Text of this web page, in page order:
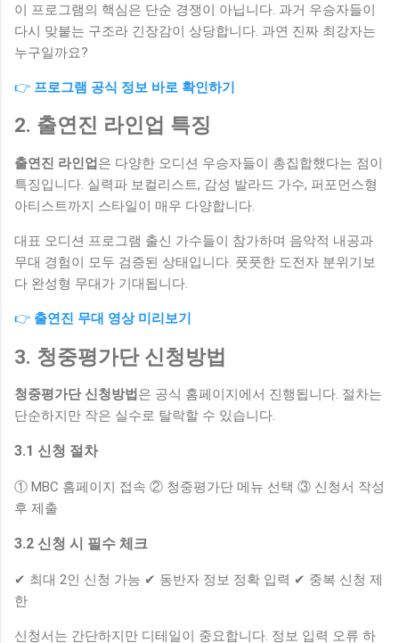
이 프로그램의 핵심은 단순 경쟁이 아닙니다. 과거 우승자들이
다시 맞붙는 구조라 긴장감이 상당합니다. 과연 진짜 최강자는
누구일까요?
👉 프로그램 공식 정보 바로 확인하기
2. 출연진 라인업 특징
출연진 라인업 은 다양한 오디션 우승자들이 총집합했다는 점이
특징입니다. 실력파 보컬리스트, 감성 발라드 가수, 퍼포먼스형
아티스트까지 스타일이 매우 다양합니다.
대표 오디션 프로그램 출신 가수들이 참가하며 음악적 내공과
무대 경험이 모두 검증된 상태입니다. 풋풋한 도전자 분위기보
다 완성형 무대가 기대됩니다.
👉 출연진 무대 영상 미리보기
3. 청중평가단 신청방법
청중평가단 신청방법 은 공식 홈페이지에서 진행됩니다. 절차는
단순하지만 작은 실수로 탈락할 수 있습니다.
3.1 신청 절차
① MBC 홈페이지 접속 ② 청중평가단 메뉴 선택 ③ 신청서 작성
후 제출
3.2 신청 시 필수 체크
✔ 최대 2인 신청 가능 ✔ 동반자 정보 정확 입력 ✔ 중복 신청 제
한
신청서는 간단하지만 디테일이 중요합니다. 정보 입력 오류 하